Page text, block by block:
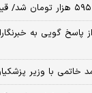
از پاسخ گویی به
با وزیر